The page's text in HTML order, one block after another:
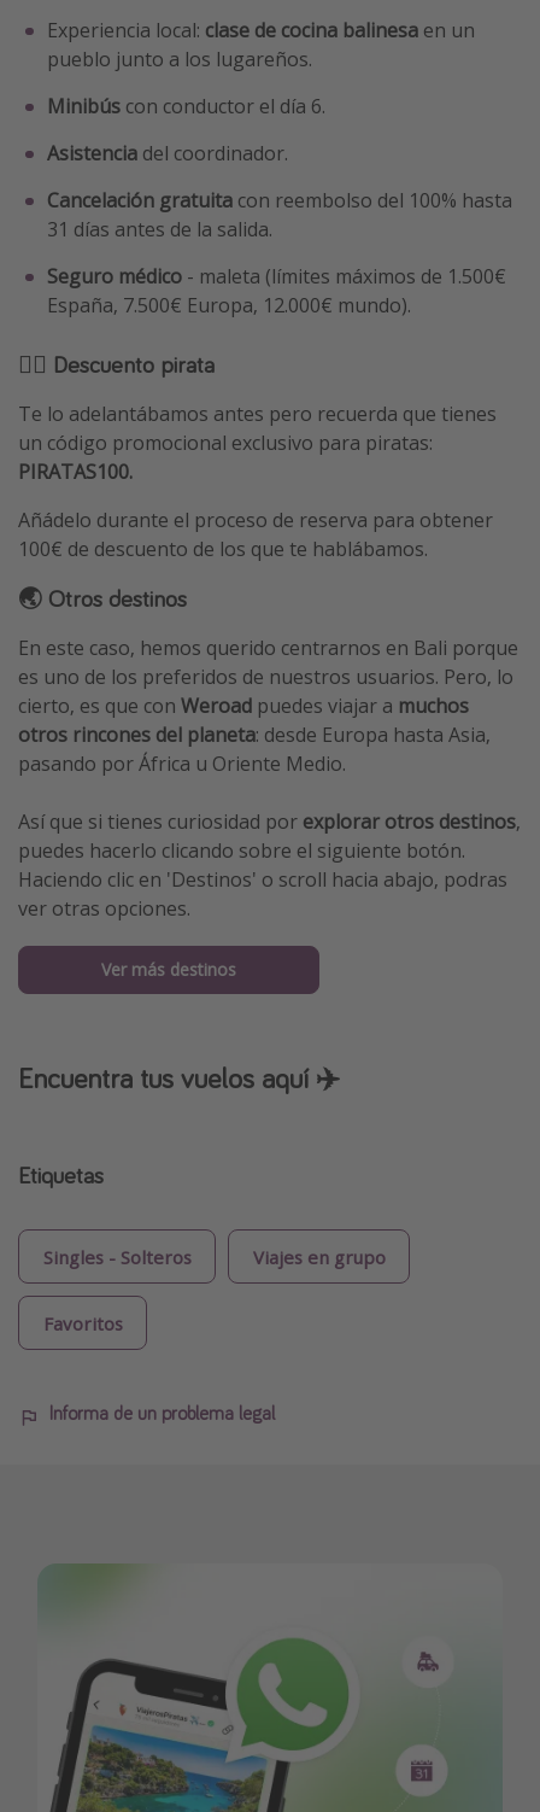
Experiencia local: clase de cocina balinesa en un
pueblo junto a los lugareños.
Minibús con conductor el día 6.
Asistencia del coordinador.
Cancelación gratuita con reembolso del 100% hasta
31 días antes de la salida.
Seguro médico - maleta (límites máximos de 1.500€
España, 7.500€ Europa, 12.000€ mundo).
🏴‍☠️ Descuento pirata
Te lo adelantábamos antes pero recuerda que tienes
un código promocional exclusivo para piratas:
PIRATAS100.
Añádelo durante el proceso de reserva para obtener
100€ de descuento de los que te hablábamos.
🌏 Otros destinos
En este caso, hemos querido centrarnos en Bali porque
es uno de los preferidos de nuestros usuarios. Pero, lo
cierto, es que con Weroad puedes viajar a muchos
otros rincones del planeta: desde Europa hasta Asia,
pasando por África u Oriente Medio.
Así que si tienes curiosidad por explorar otros destinos,
puedes hacerlo clicando sobre el siguiente botón.
Haciendo clic en 'Destinos' o scroll hacia abajo, podras
ver otras opciones.
Ver más destinos
Encuentra tus vuelos aquí ✈️
Etiquetas
Singles - Solteros Viajes en grupo
Favoritos
Informa de un problema legal